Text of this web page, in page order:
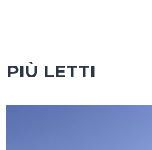
PIÙ LETTI